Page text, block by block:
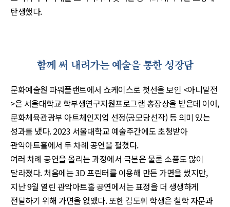
탄생했다.
함께 써 내려가는 예술을 통한 성장담
문화예술원 파워플랜트에서 쇼케이스로 첫선을 보인 <아니말전
>은 서울대학교 학부생연구지원프로그램 총장상을 받은데 이어,
문화체육관광부 아트체인지업 선정(공모당선작) 등 의미 있는
성과를 냈다. 2023 서울대학교 예술주간에도 초청받아
관악아트홀에서 두 차례 공연을 펼쳤다.
여러 차례 공연을 올리는 과정에서 극본은 물론 소품도 많이
달라졌다. 처음에는 3D 프린터를 이용해 만든 가면을 썼지만,
지난 9월 열린 관악아트홀 공연에서는 표정을 더 생생하게
전달하기 위해 가면을 없앴다. 또한 김도휘 학생은 철학 자문과